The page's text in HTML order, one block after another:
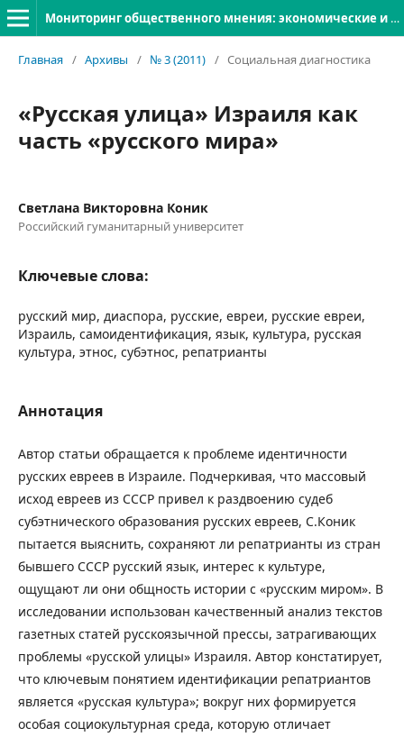
Мониторинг общественного мнения: экономические и социальные перемены
Главная / Архивы / № 3 (2011) / Социальная диагностика
«Русская улица» Израиля как
часть «русского мира»
Светлана Викторовна Коник
Российский гуманитарный университет
Ключевые слова:
русский мир, диаспора, русские, евреи, русские евреи,
Израиль, самоидентификация, язык, культура, русская
культура, этнос, субэтнос, репатрианты
Аннотация
Автор статьи обращается к проблеме идентичности
русских евреев в Израиле. Подчеркивая, что массовый
исход евреев из СССР привел к раздвоению судеб
субэтнического образования русских евреев, С.Коник
пытается выяснить, сохраняют ли репатрианты из стран
бывшего СССР русский язык, интерес к культуре,
ощущают ли они общность истории с «русским миром». В
исследовании использован качественный анализ текстов
газетных статей русскоязычной прессы, затрагивающих
проблемы «русской улицы» Израиля. Автор констатирует,
что ключевым понятием идентификации репатриантов
является «русская культура»; вокруг них формируется
особая социокультурная среда, которую отличает